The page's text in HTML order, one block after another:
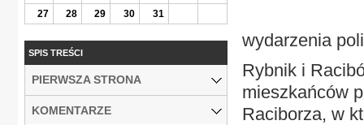
wydarzenia
Rybnik i
mieszkańców
Raciborza, w
27
28 29 30 31
SPIS TREŚCI
PIERWSZA STRONA
KOMENTARZE